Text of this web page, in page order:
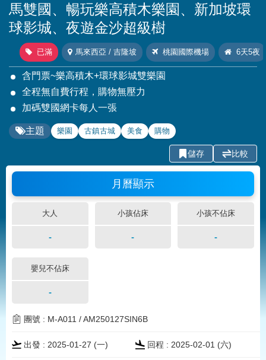
馬雙國、暢玩樂高積木樂園、新加坡環
球影城、夜遊金沙超級樹
已滿 馬來西亞 / 吉隆坡 桃園國際機場 6天5夜
含門票~樂高積木+環球影城雙樂園
全程無自費行程，購物無壓力
加碼雙國網卡每人一張
主題 樂園 古鎮古城 美食 購物
儲存 比較
月曆顯示
大人 小孩佔床 小孩不佔床
- - -
嬰兒不佔床
-
團號 : M-A011 / AM250127SIN6B
出發 : 2025-01-27 (一) 回程 : 2025-02-01 (六)